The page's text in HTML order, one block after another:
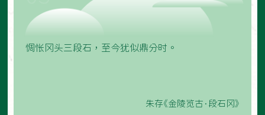
惆怅冈头三段石，至今犹似鼎分时。
朱存《金陵览古·段石冈》